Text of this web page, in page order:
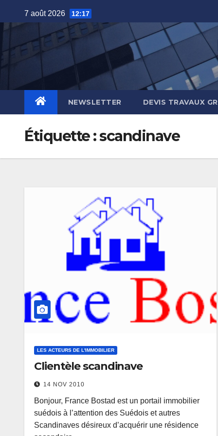
to
7 août 2026 12:17
NEWSLETTER DEVIS TRAVAUX
Étiquette :scandinave
LES ACTEURS DE L'IMMOBILIER
Clientèle scandinave
14 NOV 2010
Bonjour, France Bostad est un portail immobilier
suédois à l’attention des Suédois et autres
Scandinaves désireux d’acquérir une résidence